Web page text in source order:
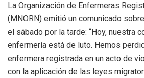
La Organización de Enfermeras
(MNORN) emitió un comunicado
el sábado por la tarde: “Hoy, nuestra
enfermería está de luto. Hemos
enfermera registrada en un acto de
con la aplicación de las leyes